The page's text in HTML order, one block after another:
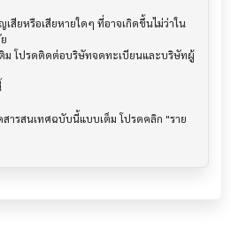
สียหรือเสียหายใดๆ ที่อาจเกิดขึ้นไม่ว่าใน
ติม โปรดติดต่อบริษัทจดทะเบียนและบริษัทผู้
ารสนเทศฉบับนี้แบบเต็ม โปรดคลิก "ราย